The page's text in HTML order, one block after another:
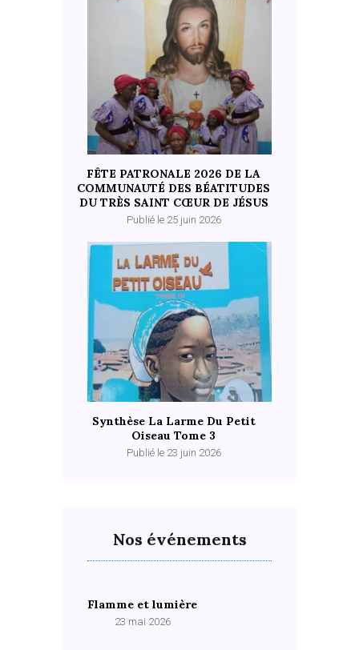
FÊTE PATRONALE 2026 DE LA
COMMUNAUTÉ DES BÉATITUDES
DU TRÈS SAINT CŒUR DE JÉSUS
Publié le 25 juin 2026
Synthèse La Larme Du Petit
Oiseau Tome 3
Publié le 23 juin 2026
Nos événements
Flamme et lumière
23 mai 2026